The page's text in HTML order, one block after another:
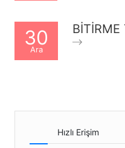
30
Ara
BİTİRME
Hızlı Erişim